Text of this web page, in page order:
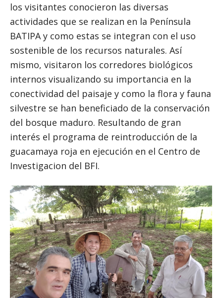
los visitantes conocieron las diversas
actividades que se realizan en la Península
BATIPA y como estas se integran con el uso
sostenible de los recursos naturales. Así
mismo, visitaron los corredores biológicos
internos visualizando su importancia en la
conectividad del paisaje y como la flora y fauna
silvestre se han beneficiado de la conservación
del bosque maduro. Resultando de gran
interés el programa de reintroducción de la
guacamaya roja en ejecución en el Centro de
Investigacion del BFI.